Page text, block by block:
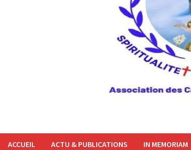
ACCUEIL ACTU & PUBLICATIONS IN MEMORIAM